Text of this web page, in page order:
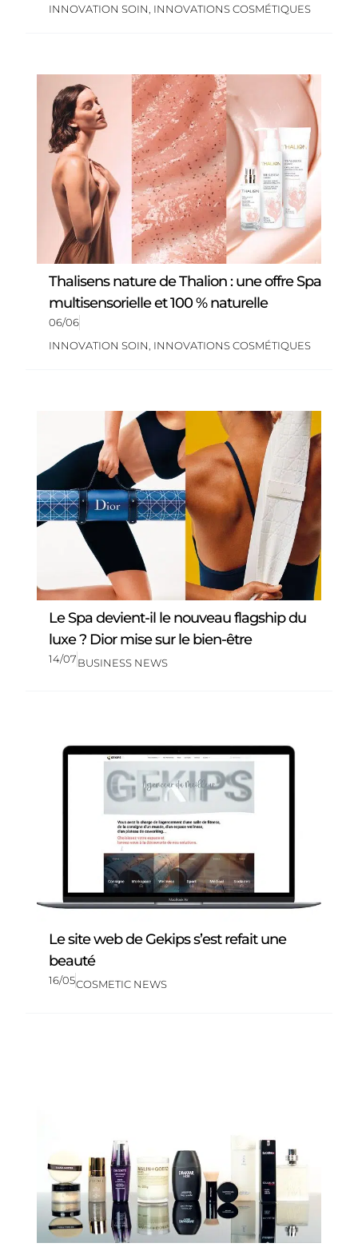
INNOVATION SOIN INNOVATIONS COSMÉTIQUES
Thalisens nature de Thalion : une offre Spa
multisensorielle et 100 % naturelle
06/06
INNOVATION SOIN INNOVATIONS COSMÉTIQUES
Le Spa devient-il le nouveau flagship du
luxe ? Dior mise sur le bien-être
14/07BUSINESS NEWS
Le site web de Gekips s’est refait une
beauté
16/05COSMETIC NEWS